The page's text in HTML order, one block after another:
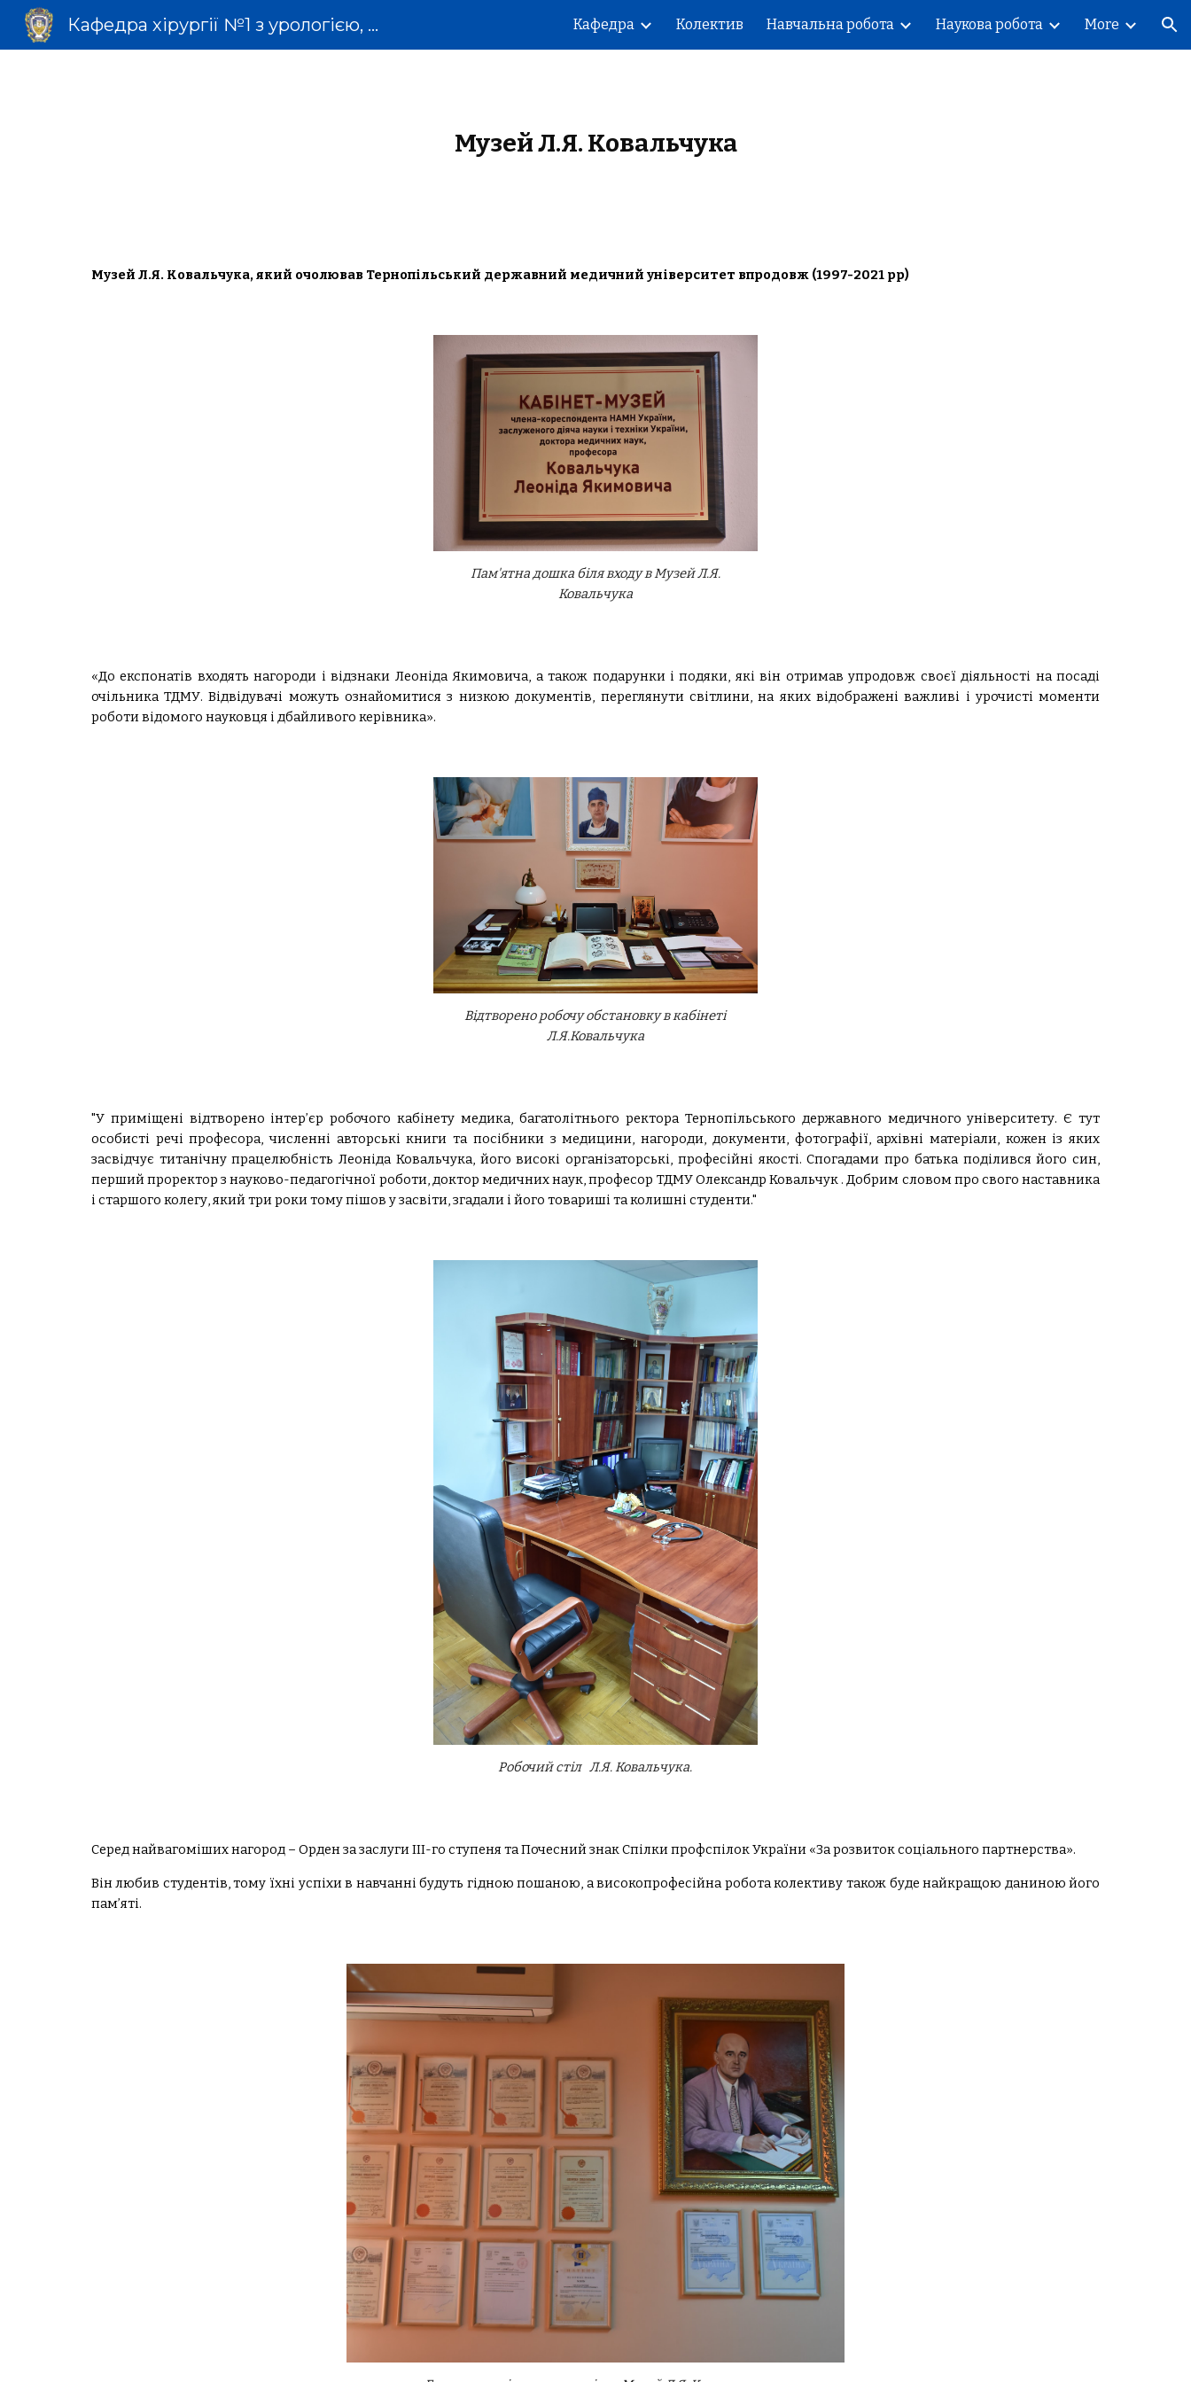
Skip to navigation
Кафедра хірургії №1 з урологією, малоінвазивною хірургією імені професора Л.Я. Ковальчука Кафедра Колектив Навчальна робота Наукова робота More
Музей Л.Я. Ковальчука
Музей Л.Я. Ковальчука, який очолював Тернопільський державний медичний університет впродовж (1997-2021 рр)
Пам'ятна дошка біля входу в Музей Л.Я.
Ковальчука
«До експонатів входять нагороди і відзнаки Леоніда Якимовича, а також подарунки і подяки, які він отримав упродовж своєї діяльності на посаді
очільника ТДМУ. Відвідувачі можуть ознайомитися з низкою документів, переглянути світлини, на яких відображені важливі і урочисті моменти
роботи відомого науковця і дбайливого керівника».
Л.Я.Ковальчука
"У приміщені відтворено інтер’єр робочого кабінету медика, багатолітнього ректора Тернопільського державного медичного університету. Є тут
особисті речі професора, численні авторські книги та посібники з медицини, нагороди, документи, фотографії, архівні матеріали, кожен із яких
засвідчує титанічну працелюбність Леоніда Ковальчука, його високі організаторські, професійні якості. Спогадами про батька поділився його син,
перший проректор з науково-педагогічної роботи, доктор медичних наук, професор ТДМУ Олександр Ковальчук . Добрим словом про свого наставника
і старшого колегу, який три роки тому пішов у засвіти, згадали і його товариші та колишні студенти."
Робочий стіл   Л.Я. Ковальчука.
Серед найвагоміших нагород – Орден за заслуги ІІІ-го ступеня та Почесний знак Спілки профспілок України «За розвиток соціального партнерства».
Він любив студентів, тому їхні успіхи в навчанні будуть гідною пошаною, а високопрофесійна робота колективу також буде найкращою даниною його
пам’яті.